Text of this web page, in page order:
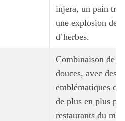
injera, un pain
une explosion de
d’herbes.
Combinaison de
douces, avec des
emblématiques
de plus en plus
restaurants du